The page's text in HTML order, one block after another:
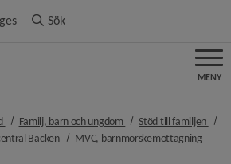
Sök
MENY
nivå i brödsmulenavigeringen
Familj, barn och ungdom nivå i
Stöd till familjen
Backen nivå i brödsmulenavigeringen
MVC, barnmorskemottagningnivå i